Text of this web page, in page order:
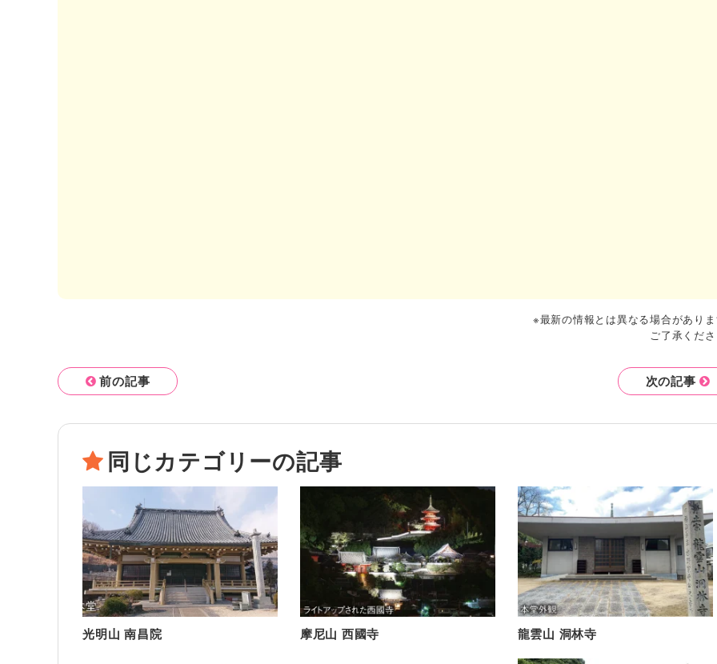
※最新の情報とは異なる場合があり
ご了承くだ
前の記事 次の記事
同じカテゴリーの記事
光明山 南昌院 摩尼山 西國寺 龍雲山 洞林寺